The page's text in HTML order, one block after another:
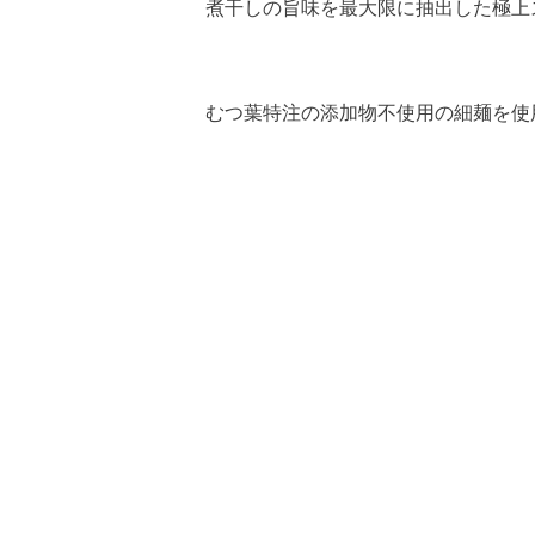
煮干しの旨味を最大限に抽出した極上
むつ葉特注の添加物不使用の細麺を使